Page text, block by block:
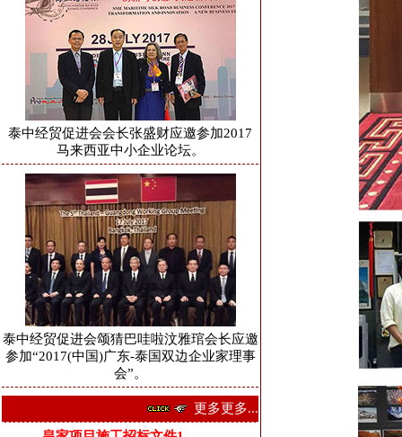
泰中经贸促进会会长张盛财应邀参加2017
马来西亚中小企业论坛。
泰中经贸促进会颂猜巴哇啦汶雅琯会长应邀
参加“2017(中国)广东-泰国双边企业家理事
会”。
更多更多...